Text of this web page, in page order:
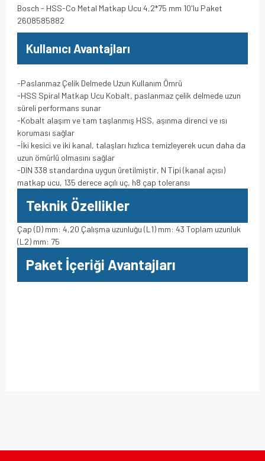
Bosch - HSS-Co Metal Matkap Ucu 4,2*75 mm 10'lu Paket
2608585882
Kullanıcı Avantajları
-Paslanmaz Çelik Delmede Uzun Kullanım Ömrü
-HSS Spiral Matkap Ucu Kobalt, paslanmaz çelik delmede uzun
süreli performans sunar
-Kobalt alaşım ve tam taşlanmış HSS, aşınma direnci ve ısı
koruması sağlar
-İki kesici ve iki kanal, talaşları hızlıca temizleyerek ucun daha da
uzun ömürlü olmasını sağlar
-DIN 338 standardına uygun üretilmiştir, N Tipi (kanal açısı)
matkap ucu, 135 derece açılı uç, h8 çap toleransı
Teknik Özellikler
Çap (D) mm: 4,20 Çalışma uzunluğu (L1) mm: 43 Toplam uzunluk
(L2) mm: 75
Paket İçeriği Avantajları